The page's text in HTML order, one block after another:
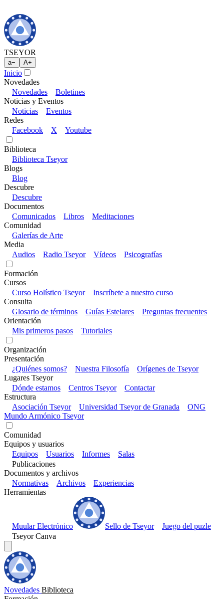
TSEYOR
a− A+
Inicio
Novedades
Novedades
Boletines
Noticias y Eventos
Noticias
Eventos
Redes
Facebook
X Youtube
Biblioteca
Biblioteca Tseyor
Blogs
Blog
Descubre
Descubre
Documentos
Comunicados
Libros
Meditaciones
Comunidad
Galerías de Arte
Media
Audios
Radio Tseyor Vídeos Psicografías
Formación
Cursos
Curso Holístico Tseyor
Inscríbete a nuestro curso
Consulta
Glosario de términos
Guías Estelares
Preguntas frecuentes
Orientación
Mis primeros pasos
Tutoriales
Organización
Presentación
¿Quiénes somos?
Nuestra Filosofía
Orígenes de Tseyor
Lugares Tseyor
Dónde estamos
Centros Tseyor
Contactar
Estructura
Asociación Tseyor
Universidad Tseyor de Granada
ONG
Mundo Armónico Tseyor
Comunidad
Equipos y usuarios
Equipos
Usuarios Informes
Salas
Publicaciones
Documentos y archivos
Normativas
Archivos
Experiencias
Herramientas
Muular Electrónico Sello de Tseyor
Juego del puzle
Tseyor Canva
Novedades Biblioteca